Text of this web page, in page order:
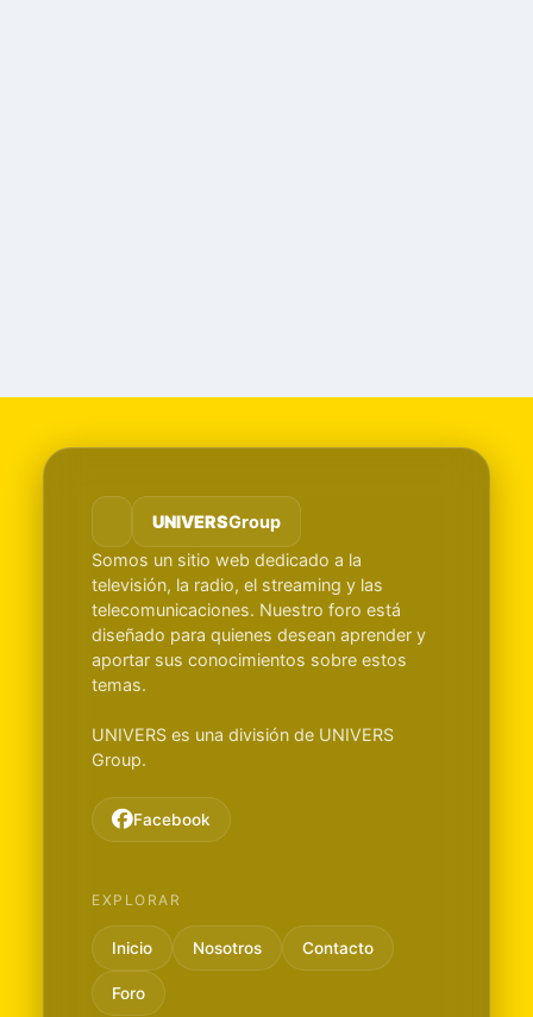
UNIVERSGroup
Somos un sitio web dedicado a la
televisión, la radio, el streaming y las
telecomunicaciones. Nuestro foro está
diseñado para quienes desean aprender y
aportar sus conocimientos sobre estos
temas.
UNIVERS es una división de UNIVERS
Group.
Facebook
EXPLORAR
Inicio Nosotros Contacto
Foro